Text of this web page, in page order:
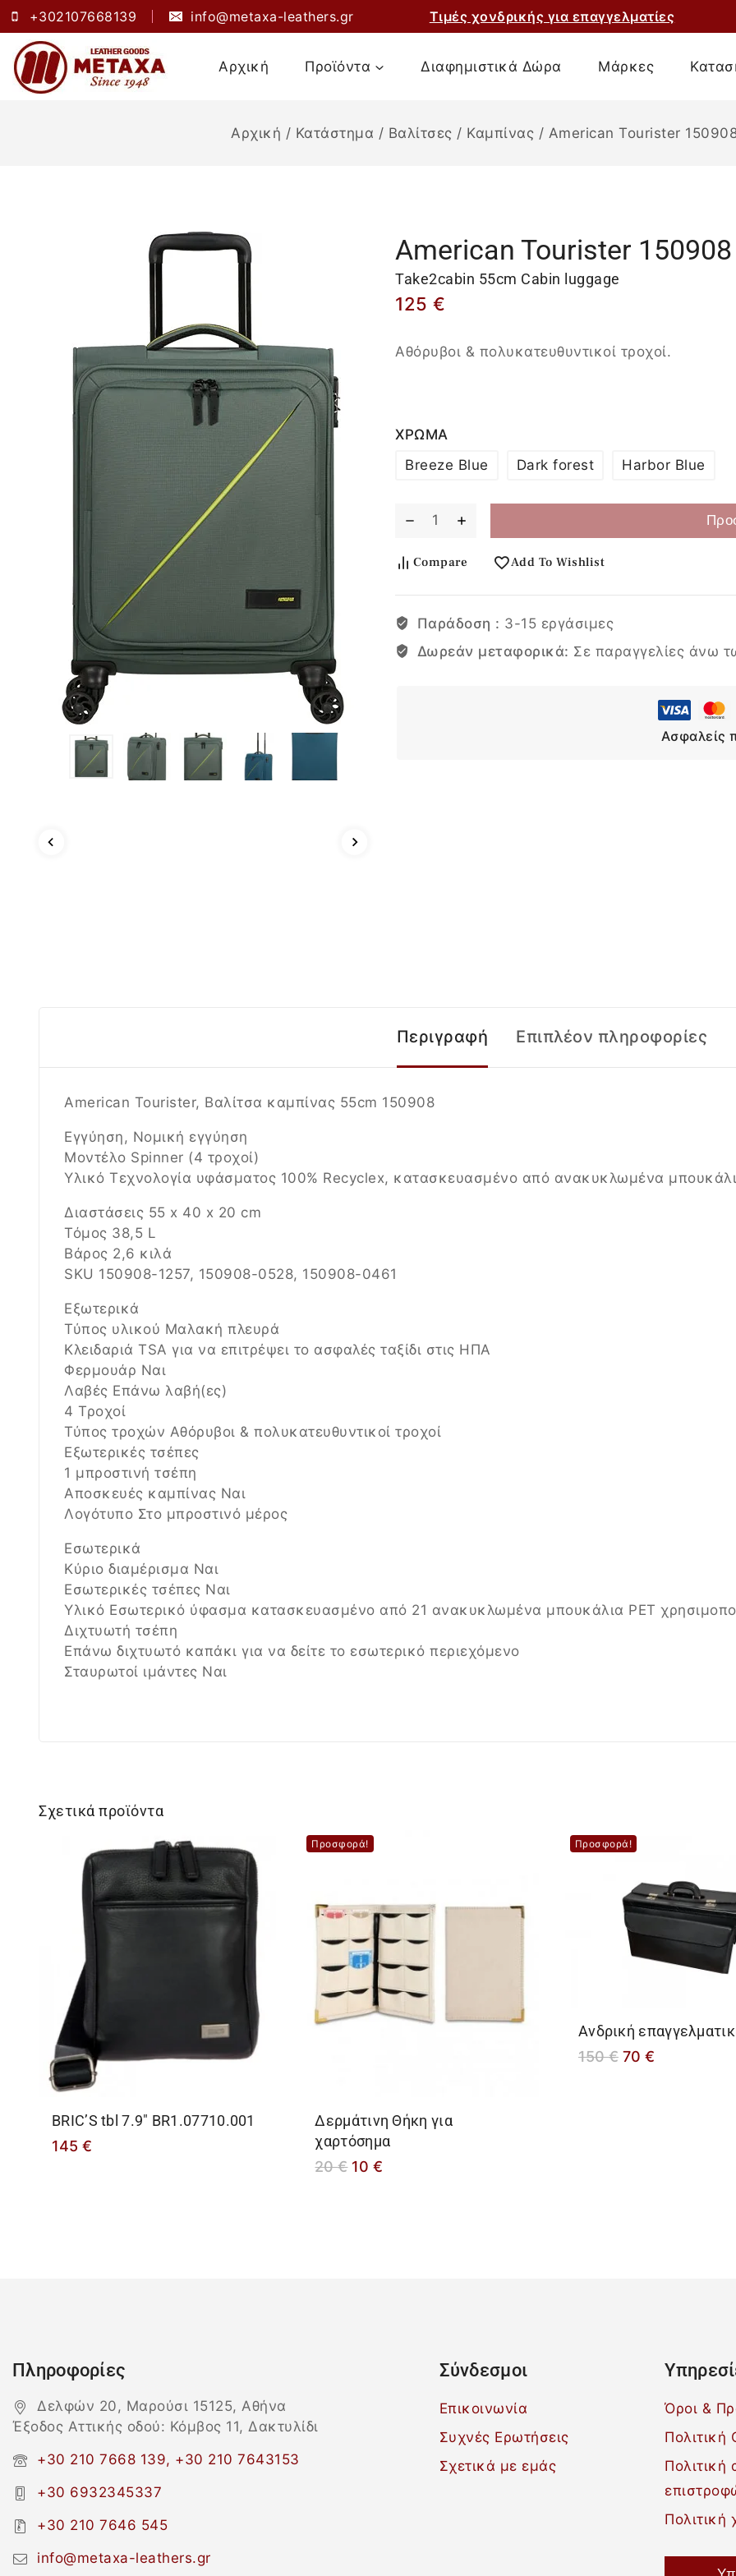
+302107668139 info@metaxa-leathers.gr Τιμές χονδρικής για επαγγελματίες
Αρχική Προϊόντα Διαφημιστικά Δώρα Μάρκες
Αρχική / Κατάστημα / Βαλίτσες / Καμπίνας / American Tourister
American Tourister 150908
Take2cabin 55cm Cabin luggage
125 €
Αθόρυβοι & πολυκατευθυντικοί τροχοί.
ΧΡΩΜΑ
Breeze Blue
Dark forest Harbor Blue
Compare Add To Wishlist
Παράδοση : 3-15 εργάσιμες
Δωρεάν μεταφορικά: Σε παραγγελίες άνω
Ασφαλείς
Περιγραφή Επιπλέον πληροφορίες
American Tourister, Βαλίτσα καμπίνας 55cm 150908
Εγγύηση, Νομική εγγύηση
Μοντέλο Spinner (4 τροχοί)
Υλικό Τεχνολογία υφάσματος 100% Recyclex, κατασκευασμένο από ανακυκλωμένα
Διαστάσεις 55 x 40 x 20 cm
Τόμος 38,5 L
Βάρος 2,6 κιλά
SKU 150908-1257, 150908-0528, 150908-0461
Εξωτερικά
Τύπος υλικού Μαλακή πλευρά
Κλειδαριά TSA για να επιτρέψει το ασφαλές ταξίδι στις ΗΠΑ
Φερμουάρ Ναι
Λαβές Επάνω λαβή(ες)
4 Τροχοί
Τύπος τροχών Αθόρυβοι & πολυκατευθυντικοί τροχοί
Εξωτερικές τσέπες
1 μπροστινή τσέπη
Αποσκευές καμπίνας Ναι
Λογότυπο Στο μπροστινό μέρος
Εσωτερικά
Κύριο διαμέρισμα Ναι
Εσωτερικές τσέπες Ναι
Υλικό Εσωτερικό ύφασμα κατασκευασμένο από 21 ανακυκλωμένα μπουκάλια PET
Διχτυωτή τσέπη
Επάνω διχτυωτό καπάκι για να δείτε το εσωτερικό περιεχόμενο
Σταυρωτοί ιμάντες Ναι
Σχετικά προϊόντα
BRIC’S tbl 7.9″ BR1.07710.001
145 €
Προσφορά!
Δερμάτινη Θήκη για
χαρτόσημα
20€ 10€
Προσφορά!
Ανδρική
150€ 70 €
Πληροφορίες
Δελφών 20, Μαρούσι 15125, Αθήνα
Έξοδος Αττικής οδού: Κόμβος 11, Δακτυλίδι
+30 210 7668 139, +30 210 7643153
+30 6932345337
+30 210 7646 545
info@metaxa-leathers.gr
Σύνδεσμοι
Επικοινωνία
Συχνές Ερωτήσεις
Σχετικά με εμάς
Όροι &
Πολιτική
Πολιτική